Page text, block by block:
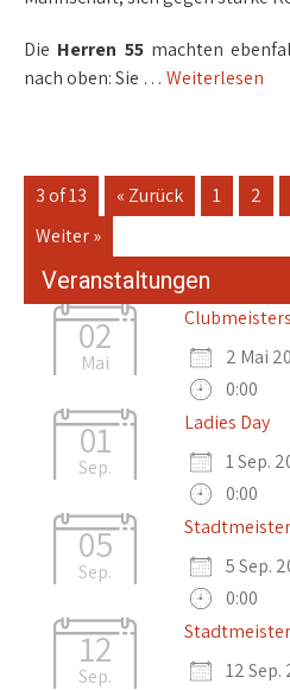
Die Herren 55machten
nach oben: Sie … Weiterlesen
3 of 13 « Zurück 1 2
Weiter »
Veranstaltungen
02
Mai
2 Mai
0:00
01
Sep.
Ladies Day
1 Sep.
0:00
05
Sep.
5 Sep.
0:00
12
Sep.
12 Sep.